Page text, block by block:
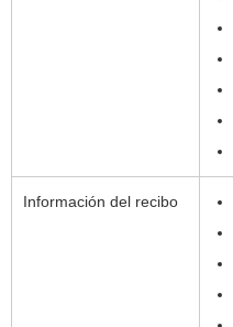
Información del recibo